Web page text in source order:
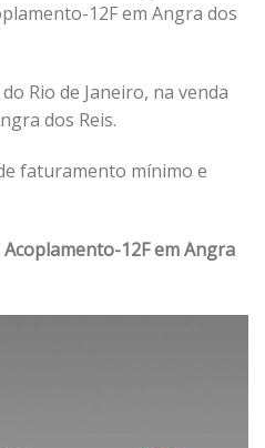
12F em Angra dos
Rio de Janeiro, na venda
dos Reis.
faturamento mínimo e
Acoplamento-12F em Angra